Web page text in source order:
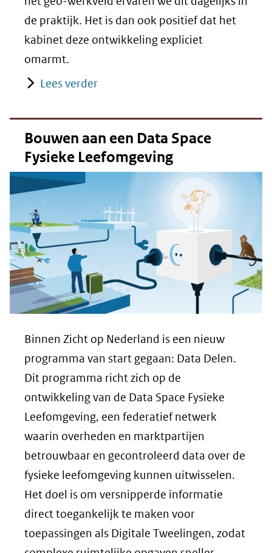
de praktijk. Het is dan ook positief dat het
kabinet deze ontwikkeling expliciet
omarmt.
Lees verder
Bouwen aan een Data Space
Fysieke Leefomgeving
Binnen Zicht op Nederland is een nieuw
programma van start gegaan: Data Delen.
Dit programma richt zich op de
ontwikkeling van de Data Space Fysieke
Leefomgeving, een federatief netwerk
waarin overheden en marktpartijen
betrouwbaar en gecontroleerd data over de
fysieke leefomgeving kunnen uitwisselen.
Het doel is om versnipperde informatie
direct toegankelijk te maken voor
toepassingen als Digitale Tweelingen, zodat